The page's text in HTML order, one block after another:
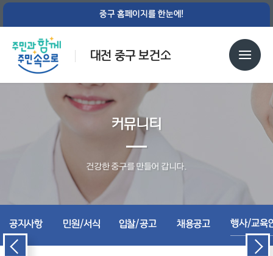
중구 홈페이지를 한눈에!
대전 중구 보건소
커뮤니티
건강한 중구를 만들어 갑니다.
공지사항 민원/서식 입찰/공고 채용공고 행사/교육